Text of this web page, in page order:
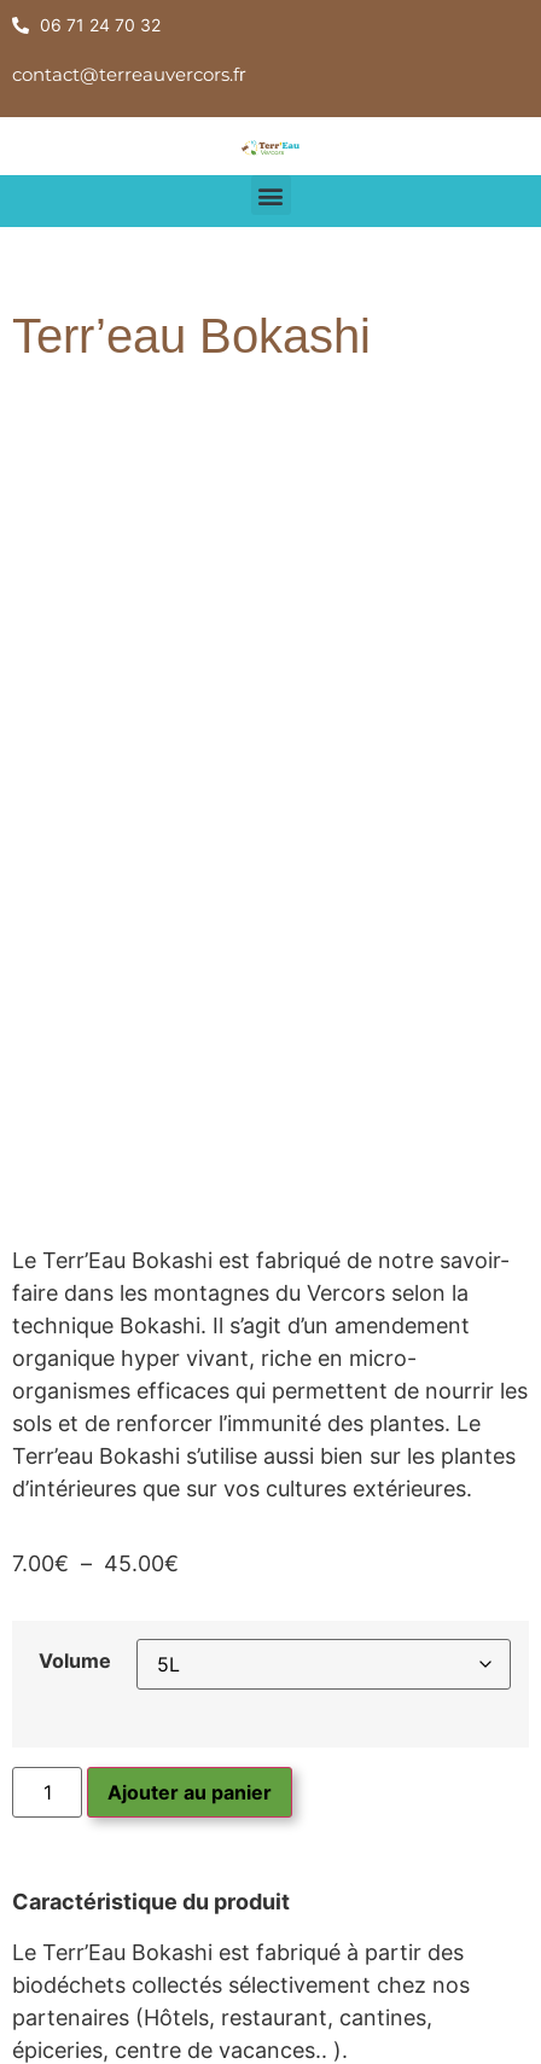
06 71 24 70 32
contact@terreauvercors.fr
Terr’eau Bokashi
Le Terr’Eau Bokashi est fabriqué de notre savoir-
faire dans les montagnes du Vercors selon la
technique Bokashi. Il s’agit d’un amendement
organique hyper vivant, riche en micro-
organismes efficaces qui permettent de nourrir les
sols et de renforcer l’immunité des plantes. Le
Terr’eau Bokashi s’utilise aussi bien sur les plantes
d’intérieures que sur vos cultures extérieures.
7.00€ – 45.00€
Volume
Ajouter au panier
Caractéristique du produit
Le Terr’Eau Bokashi est fabriqué à partir des
biodéchets collectés sélectivement chez nos
partenaires (Hôtels, restaurant, cantines,
épiceries, centre de vacances.. ).